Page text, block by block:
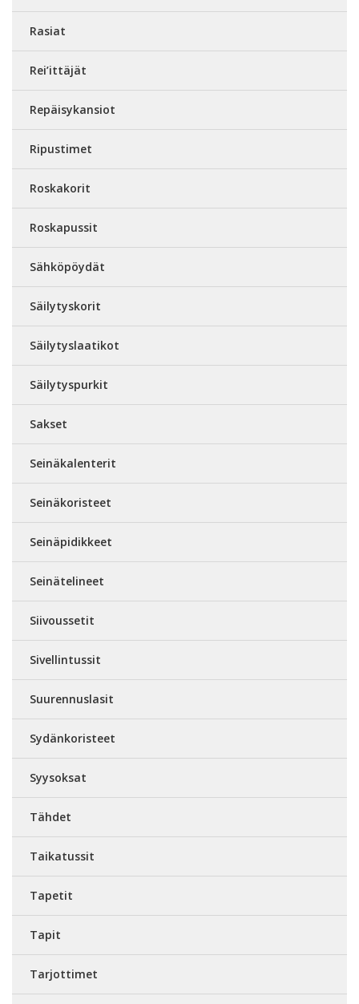
Rasiat
Rei’ittäjät
Repäisykansiot
Ripustimet
Roskakorit
Roskapussit
Sähköpöydät
Säilytyskorit
Säilytyslaatikot
Säilytyspurkit
Sakset
Seinäkalenterit
Seinäkoristeet
Seinäpidikkeet
Seinätelineet
Siivoussetit
Sivellintussit
Suurennuslasit
Sydänkoristeet
Syysoksat
Tähdet
Taikatussit
Tapetit
Tapit
Tarjottimet